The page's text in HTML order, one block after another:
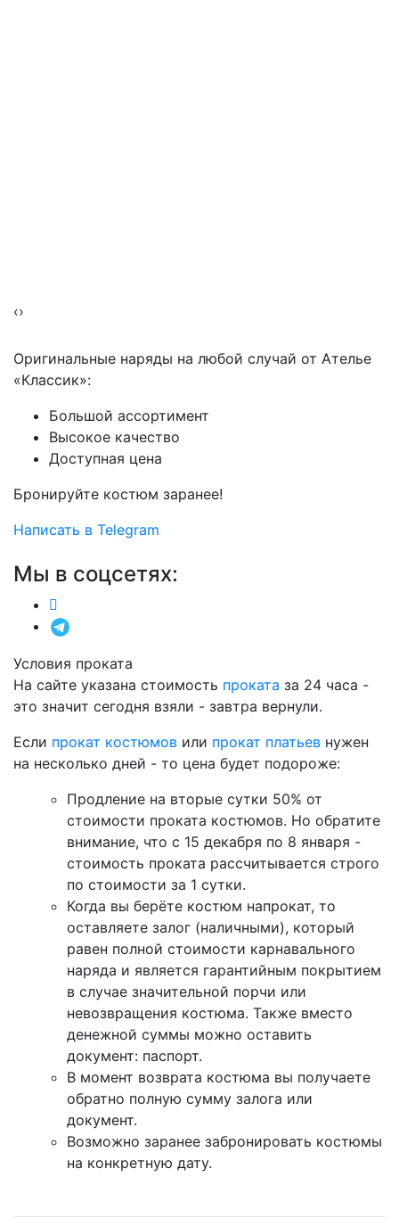
‹›
Оригинальные наряды на любой случай от Ателье
«Классик»:
Большой ассортимент
Высокое качество
Доступная цена
Бронируйте костюм заранее!
Написать в Telegram
Мы в соцсетях:
Условия проката
На сайте указана стоимость проката за 24 часа -
это значит сегодня взяли - завтра вернули.
Если прокат костюмов или прокат платьев нужен
на несколько дней - то цена будет подороже:
Продление на вторые сутки 50% от
стоимости проката костюмов. Но обратите
внимание, что с 15 декабря по 8 января -
стоимость проката рассчитывается строго
по стоимости за 1 сутки.
Когда вы берёте костюм напрокат, то
оставляете залог (наличными), который
равен полной стоимости карнавального
наряда и является гарантийным покрытием
в случае значительной порчи или
невозвращения костюма. Также вместо
денежной суммы можно оставить
документ: паспорт.
В момент возврата костюма вы получаете
обратно полную сумму залога или
документ.
Возможно заранее забронировать костюмы
на конкретную дату.